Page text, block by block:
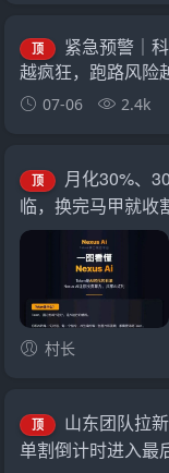
顶
紧急预警｜
越疯狂，跑路风险
07-06 2.4k
顶
月化30%、
临，换完马甲就收
村长
顶
山东团队拉
单割倒计时进入最